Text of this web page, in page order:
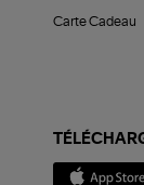
Carte Cadeau